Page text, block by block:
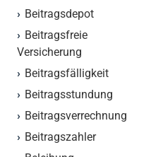
Beitragsdepot
Beitragsfreie
Versicherung
Beitragsfälligkeit
Beitragsstundung
Beitragsverrechnung
Beitragszahler